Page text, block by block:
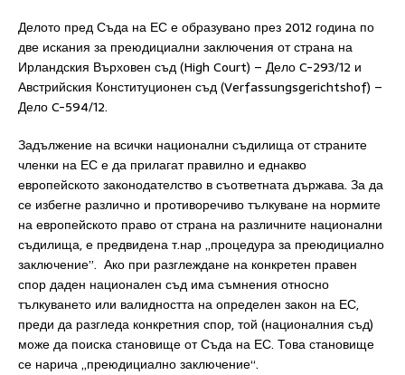
Делото пред Съда на ЕС е образувано през 2012 година по
две искания за преюдициални заключения от страна на
Ирландския Върховен съд (High Court) – Дело C-293/12 и
Австрийския Конституционен съд (Verfassungsgerichtshof) –
Дело C-594/12.
Задължение на всички национални съдилища от страните
членки на ЕС е да прилагат правилно и еднакво
европейското законодателство в съответната държава. За да
се избегне различно и противоречиво тълкуване на нормите
на европейското право от страна на различните национални
съдилища, е предвидена т.нар „процедура за преюдициално
заключение”. Ако при разглеждане на конкретен правен
спор даден национален съд има съмнения относно
тълкуването или валидността на определен закон на ЕС,
преди да разгледа конкретния спор, той (националния съд)
може да поиска становище от Съда на ЕС. Това становище
се нарича „преюдициално заключение“.